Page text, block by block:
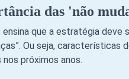
das 'não
que a estratégia deve
Ou seja, características
nos próximos anos.